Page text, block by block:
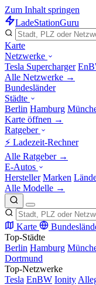
Zum Inhalt springen
LadeStationGuru
Karte
Netzwerke
Tesla Supercharger
Alle Netzwerke →
Bundesländer
Städte
Berlin Hamburg
Karte öffnen →
Ratgeber
⚡ Ladezeit-Rechner
Alle Ratgeber →
E-Autos
Hersteller Marken
Alle Modelle →
Karte
Top-Städte
Berlin Hamburg
Dortmund
Top-Netzwerke
Tesla EnBW Ionity